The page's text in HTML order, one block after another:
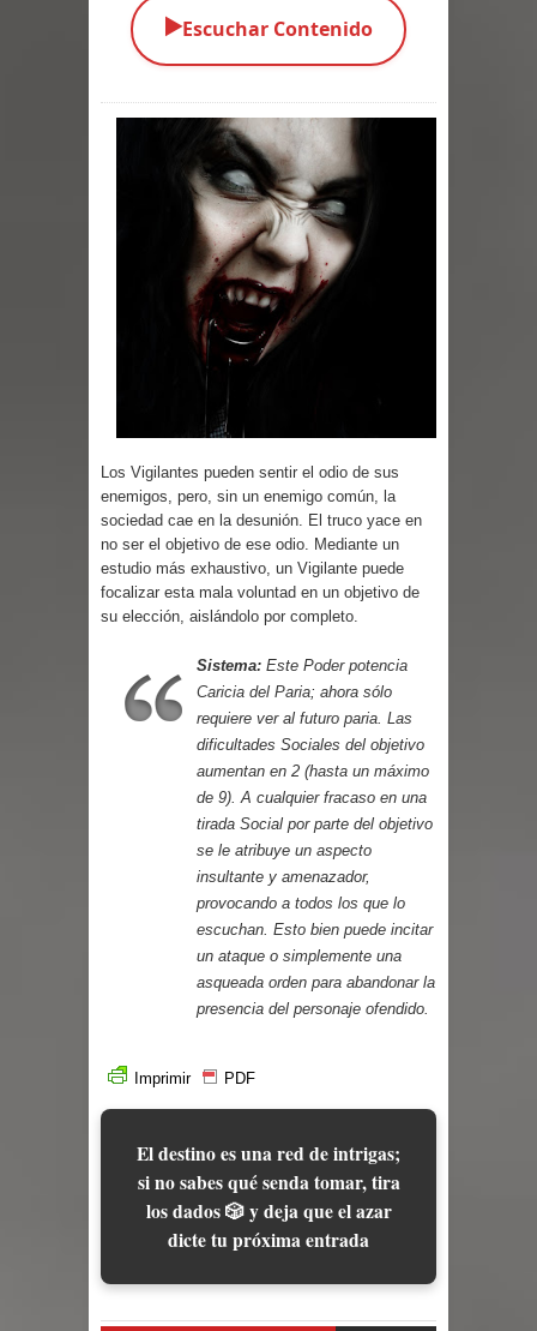
Parte 02: El Enemigo de mi Enemigo
Parte 06: Coletazos
Parte 05: Los Horrores del Infierno
Parte 04: Oídos Sordos
Parte 03: La Traición
Parte 02: Un Bicho Raro
Parte 01: Una Misión de Locos
▶️Escuchar Contenido
Los Vigilantes pueden sentir el odio de sus
enemigos, pero, sin un enemigo común, la
sociedad cae en la desunión. El truco yace en
no ser el objetivo de ese odio. Mediante un
estudio más exhaustivo, un Vigilante puede
focalizar esta mala voluntad en un objetivo de
su elección, aislándolo por completo.
Sistema: Este Poder potencia
Caricia del Paria; ahora sólo
requiere ver al futuro paria. Las
dificultades Sociales del objetivo
aumentan en 2 (hasta un máximo
de 9). A cualquier fracaso en una
tirada Social por parte del objetivo
se le atribuye un aspecto
insultante y amenazador,
provocando a todos los que lo
escuchan. Esto bien puede incitar
un ataque o simplemente una
asqueada orden para abandonar la
presencia del personaje ofendido.
Imprimir PDF
El destino es una red de intrigas;
si no sabes qué senda tomar, tira
los dados 🎲 y deja que el azar
dicte tu próxima entrada